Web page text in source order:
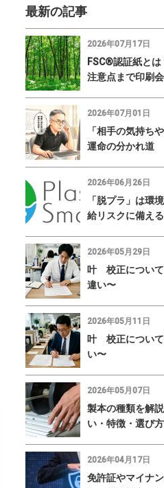
最新の記事
2026年07月17日
FSC®認証紙と
注意点まで印刷
2026年07月01日
「相手の気持ち
運命の分かれ道
2026年06月26日
「脱プラ」は環
給リスクに備え
2026年05月29日
叶 校正につい
違い〜
2026年05月11日
叶 校正につい
い〜
2026年05月07日
製本の種類を解
い・特徴・選び
2026年04月17日
免許証やマイナ